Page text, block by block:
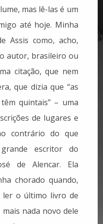
mas lê-las é um
até hoje. Minha
Assis como, acho,
autor, brasileiro ou
citação, que nem
que dizia que “as
quintais” – uma
de lugares e
contrário do que
escritor do
de Alencar. Ela
chorado quando,
ler o último livro de
nada novo dele